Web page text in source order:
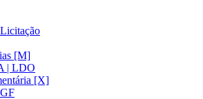
[M]
| LDO
[X]